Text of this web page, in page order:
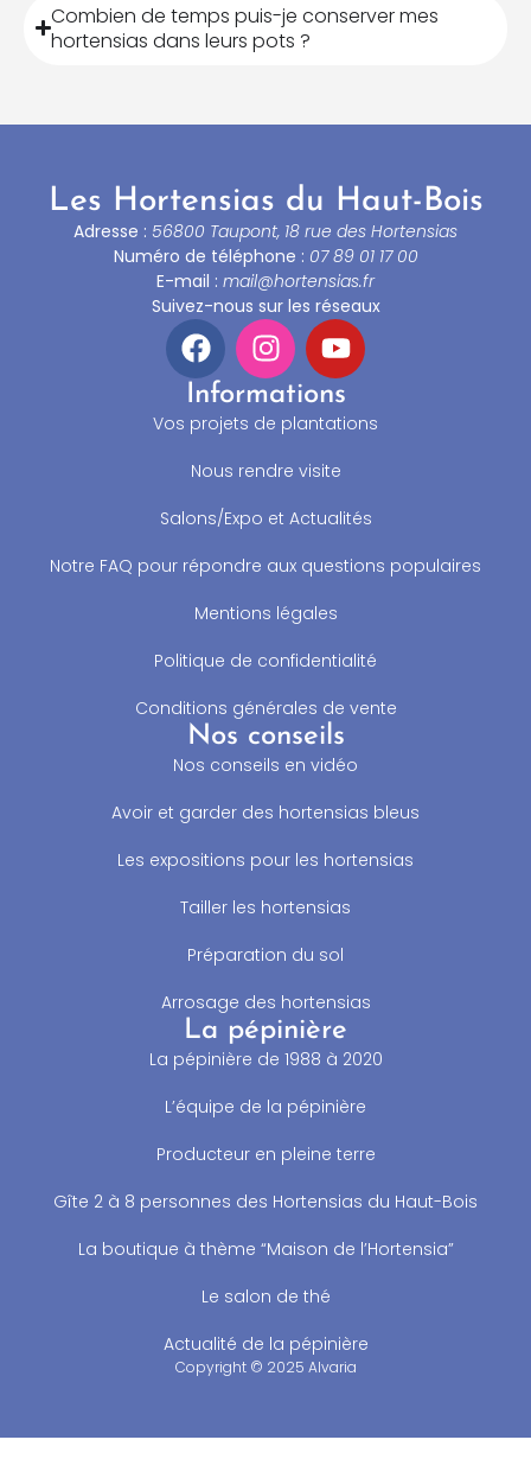
Combien de temps puis-je conserver mes
hortensias dans leurs pots ?
Les Hortensias du Haut-Bois
Adresse : 56800 Taupont, 18 rue des Hortensias
Numéro de téléphone : 07 89 01 17 00
E-mail : mail@hortensias.fr
Suivez-nous sur les réseaux
Informations
Vos projets de plantations
Nous rendre visite
Salons/Expo et Actualités
Notre FAQ pour répondre aux questions populaires
Mentions légales
Politique de confidentialité
Conditions générales de vente
Nos conseils
Nos conseils en vidéo
Avoir et garder des hortensias bleus
Les expositions pour les hortensias
Tailler les hortensias
Préparation du sol
Arrosage des hortensias
La pépinière
La pépinière de 1988 à 2020
L’équipe de la pépinière
Producteur en pleine terre
Gîte 2 à 8 personnes des Hortensias du Haut-Bois
La boutique à thème “Maison de l’Hortensia”
Le salon de thé
Actualité de la pépinière
Copyright © 2025 Alvaria